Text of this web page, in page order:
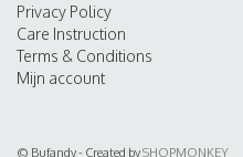
Privacy Policy
Care Instruction
Terms & Conditions
Mijn account
© Bufandy - Created bySHOPMONKEY